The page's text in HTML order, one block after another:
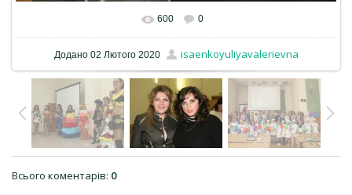
600 0
Додано02 Лютого 2020 isaenkoyuliyavalerievna
Всього коментарів: 0